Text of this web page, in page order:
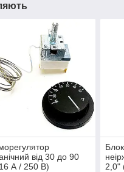
від 30 до 90
А / 250 В)
2,0"